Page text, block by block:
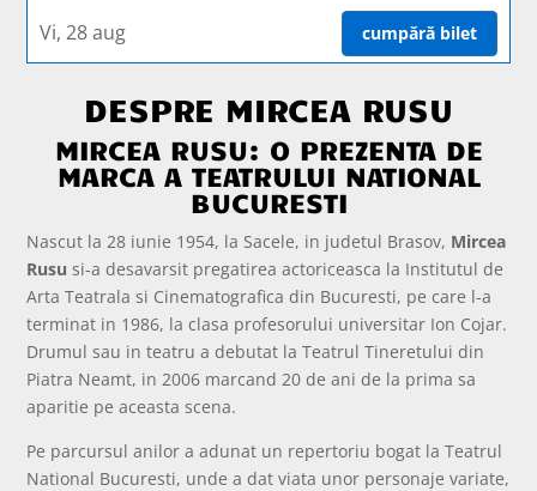
Vi, 28 aug
cumpără bilet
DESPRE MIRCEA RUSU
MIRCEA RUSU: O PREZENTA DE
MARCA A TEATRULUI NATIONAL
BUCURESTI
Nascut la 28 iunie 1954, la Sacele, in judetul Brasov, Mircea
Rusu si-a desavarsit pregatirea actoriceasca la Institutul de
Arta Teatrala si Cinematografica din Bucuresti, pe care l-a
terminat in 1986, la clasa profesorului universitar Ion Cojar.
Drumul sau in teatru a debutat la Teatrul Tineretului din
Piatra Neamt, in 2006 marcand 20 de ani de la prima sa
aparitie pe aceasta scena.
Pe parcursul anilor a adunat un repertoriu bogat la Teatrul
National Bucuresti, unde a dat viata unor personaje variate,